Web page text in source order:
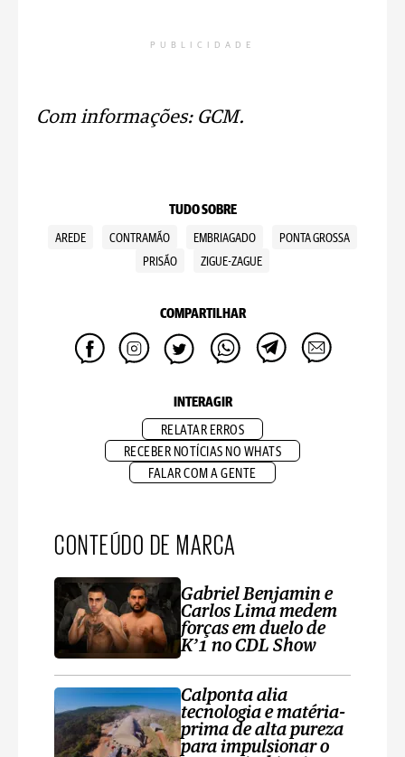
PUBLICIDADE
Com informações: GCM.
TUDO SOBRE
AREDE CONTRAMÃO EMBRIAGADO
PONTA GROSSA
PRISÃO
ZIGUE-ZAGUE
COMPARTILHAR
INTERAGIR
RELATAR ERROS
RECEBER NOTÍCIAS NO WHATS
FALAR COM A GENTE
CONTEÚDO DE MARCA
Gabriel Benjamin e
Carlos Lima medem
forças em duelo de
K’1 no CDL Show
Calponta alia
tecnologia e matéria-
prima de alta pureza
para impulsionar o